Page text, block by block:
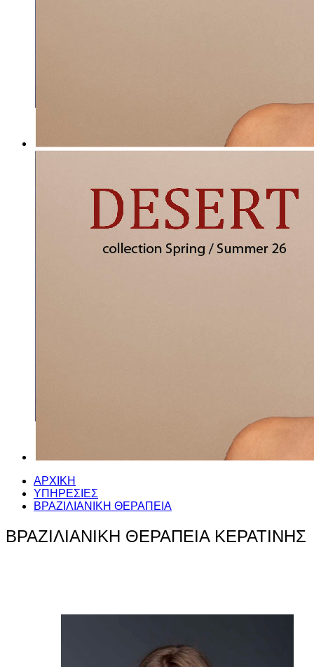
ΑΡΧΙΚΗ
ΥΠΗΡΕΣΙΕΣ
ΒΡΑΖΙΛΙΑΝΙΚΗ ΘΕΡΑΠΕΙΑ
ΒΡΑΖΙΛΙΑΝΙΚΗ ΘΕΡΑΠΕΙΑ KEΡΑΤΙΝΗΣ